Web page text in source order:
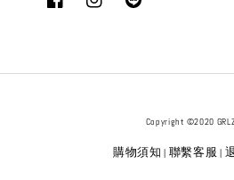
Copyright ©2020
購物須知 聯繫客服